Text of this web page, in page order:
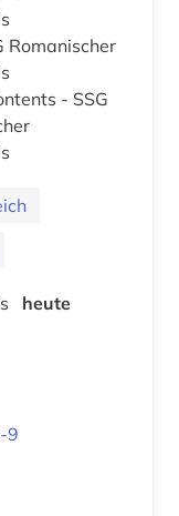
Romanischer
- SSG
heute
9